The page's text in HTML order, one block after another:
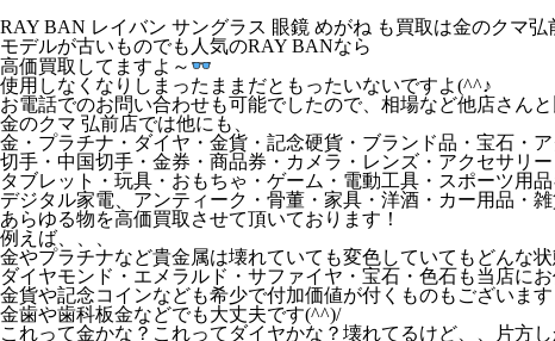
RAY BAN レイバン サングラス 眼鏡 めがね も買取は金のクマ弘
モデルが古いものでも人気のRAY BANなら
高価買取してますよ～
使用しなくなりしまったままだともったいないですよ(^^♪
お電話でのお問い合わせも可能でしたので、相場など他店さん
金のクマ 弘前店では他にも、
金・プラチナ・ダイヤ・金貨・記念硬貨・ブランド品・宝石・ア
切手・中国切手・金券・商品券・カメラ・レンズ・アクセサリ
タブレット・玩具・おもちゃ・ゲーム・電動工具・スポーツ用品
デジタル家電、アンティーク・骨董・家具・洋酒・カー用品・
あらゆる物を高価買取させて頂いております！
例えば、、、
金やプラチナなど貴金属は壊れていても変色していてもどんな状
ダイヤモンド・エメラルド・サファイヤ・宝石・色石も当店にお
金貨や記念コインなども希少で付加価値が付くものもございます
金歯や歯科板金などでも大丈夫です(^^)/
これって金かな？これってダイヤかな？壊れてるけど、、片方し